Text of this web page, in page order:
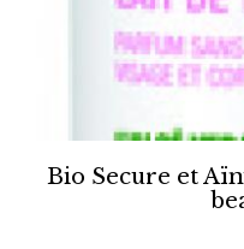
Bio Secure et